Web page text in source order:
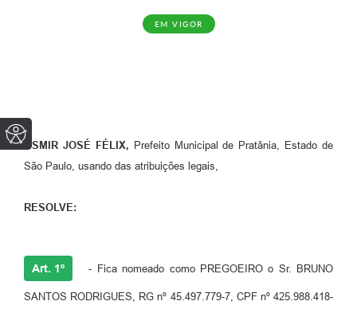
EM VIGOR
OSMIR JOSÉ FÉLIX, Prefeito Municipal de Pratânia, Estado de
São Paulo, usando das atribuições legais,
RESOLVE:
Art. 1º - Fica nomeado como PREGOEIRO o Sr. BRUNO
SANTOS RODRIGUES, RG nº 45.497.779-7, CPF nº 425.988.418-